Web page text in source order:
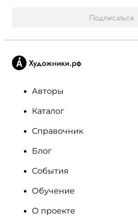
Подписаться
Авторы
Каталог
Справочник
Блог
События
Обучение
О проекте